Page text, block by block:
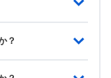
？